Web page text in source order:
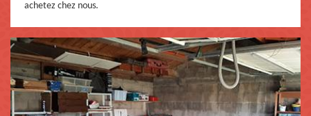
achetez chez nous.